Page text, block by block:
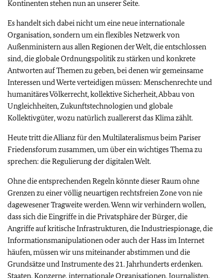
Kontinenten stehen nun an unserer Seite.
Es handelt sich dabei nicht um eine neue internationale
Organisation, sondern um ein flexibles Netzwerk von
Außenministern aus allen Regionen der Welt, die entschlossen
sind, die globale Ordnungspolitik zu stärken und konkrete
Antworten auf Themen zu geben, bei denen wir gemeinsame
Interessen und Werte verteidigen müssen: Menschenrechte und
humanitäres Völkerrecht, kollektive Sicherheit, Abbau von
Ungleichheiten, Zukunftstechnologien und globale
Kollektivgüter, wozu natürlich zuallererst das Klima zählt.
Heute tritt die Allianz für den Multilateralismus beim Pariser
Friedensforum zusammen, um über ein wichtiges Thema zu
sprechen: die Regulierung der digitalen Welt.
Ohne die entsprechenden Regeln könnte dieser Raum ohne
Grenzen zu einer völlig neuartigen rechtsfreien Zone von nie
dagewesener Tragweite werden. Wenn wir verhindern wollen,
dass sich die Eingriffe in die Privatsphäre der Bürger, die
Angriffe auf kritische Infrastrukturen, die Industriespionage, die
Informationsmanipulationen oder auch der Hass im Internet
häufen, müssen wir uns miteinander abstimmen und die
Grundsätze und Instrumente des 21. Jahrhunderts erdenken.
Staaten, Konzerne, internationale Organisationen, Journalisten,